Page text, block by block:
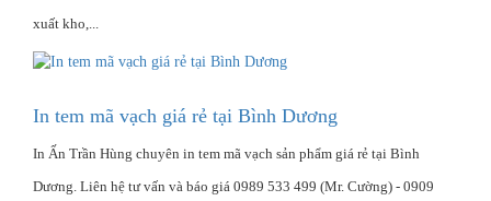
xuất kho,...
In tem mã vạch giá rẻ tại Bình Dương
In Ấn Trần Hùng chuyên in tem mã vạch sản phẩm giá rẻ tại Bình
Dương. Liên hệ tư vấn và báo giá 0989 533 499 (Mr. Cường) - 0909